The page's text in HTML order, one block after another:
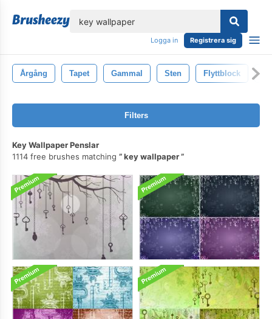
Logga in Registrera sig
Årgång Tapet Gammal Sten Flyttblock
Filters
Key Wallpaper Penslar
1114 free brushes matching
key wallpaper